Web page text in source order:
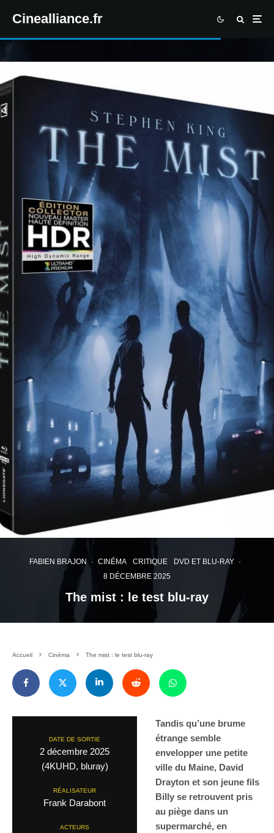
Cinealliance.fr
FABIEN BRAJON · CINÉMA CRITIQUE DVD ET BLU-RAY
·
8 DÉCEMBRE 2025
The mist : le test blu-ray
Accueil Cinéma The mist : le test blu-ray
DATE DE SORTIE
2 décembre 2025
(4KUHD, bluray)
RÉALISATEUR
Frank Darabont
ACTEURS
Tandis qu’une brume
étrange semble
envelopper une petite
ville du Maine, David
Drayton et son jeune fils
Billy se retrouvent pris
au piège dans un
supermarché, en